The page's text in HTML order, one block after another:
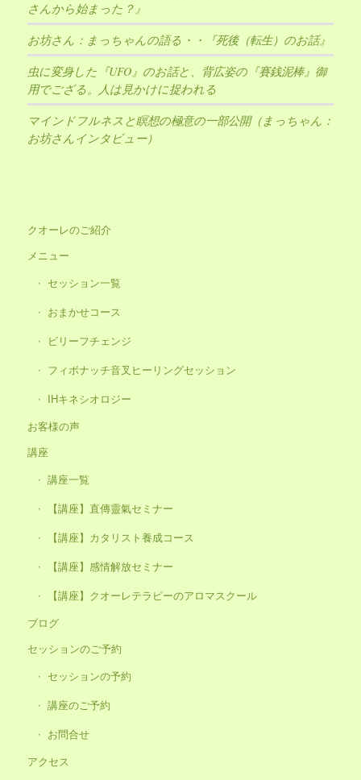
さんから始まった？』
お坊さん：まっちゃんの語る・・『死後（転生）のお話』
虫に変身した『UFO』のお話と、背広姿の『賽銭泥棒』御
用でござる。人は見かけに捉われる
マインドフルネスと瞑想の極意の一部公開（まっちゃん：
お坊さんインタビュー）
クオーレのご紹介
メニュー
セッション一覧
おまかせコース
ビリーフチェンジ
フィボナッチ音叉ヒーリングセッション
IHキネシオロジー
お客様の声
講座
講座一覧
【講座】直傳靈氣セミナー
【講座】カタリスト養成コース
【講座】感情解放セミナー
【講座】クオーレテラピーのアロマスクール
ブログ
セッションのご予約
セッションの予約
講座のご予約
お問合せ
アクセス